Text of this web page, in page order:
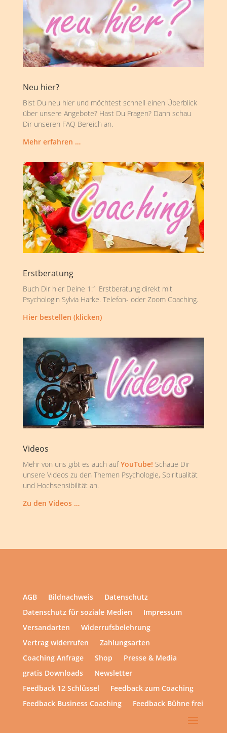
Neu hier?
Bist Du neu hier und möchtest schnell einen Überblick
über unsere Angebote? Hast Du Fragen? Dann schau
Dir unseren FAQ Bereich an.
Mehr erfahren …
Erstberatung
Buch Dir hier Deine 1:1 Erstberatung direkt mit
Psychologin Sylvia Harke. Telefon- oder Zoom Coaching.
Hier bestellen (klicken)
Videos
Mehr von uns gibt es auch aufYouTube! Schaue Dir
unsere Videos zu den Themen Psychologie, Spiritualität
und Hochsensibilität an.
Zu den Videos …
AGB Bildnachweis
Datenschutz
Datenschutz für soziale Medien
Impressum
Versandarten
Widerrufsbelehrung
Vertrag widerrufen
Zahlungsarten
Coaching Anfrage
Shop
Presse & Media
gratis Downloads
Newsletter
Feedback 12 Schlüssel
Feedback zum Coaching
Feedback Business Coaching
Feedback Bühne frei